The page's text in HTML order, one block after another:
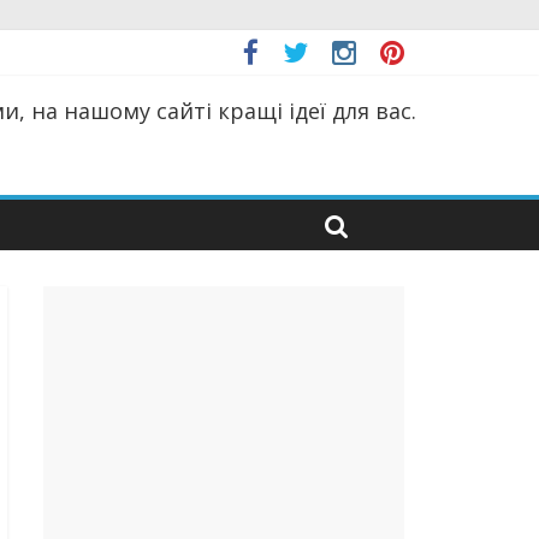
на нашому сайті кращі ідеї для вас.